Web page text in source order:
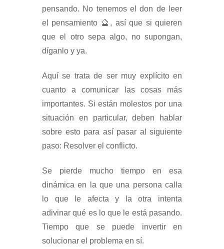
pensando. No tenemos el don de leer
el pensamiento 🔮, así que si quieren
que el otro sepa algo, no supongan,
díganlo y ya.
Aquí se trata de ser muy explícito en
cuanto a comunicar las cosas más
importantes. Si están molestos por una
situación en particular, deben hablar
sobre esto para así pasar al siguiente
paso: Resolver el conflicto.
Se pierde mucho tiempo en esa
dinámica en la que una persona calla
lo que le afecta y la otra intenta
adivinar qué es lo que le está pasando.
Tiempo que se puede invertir en
solucionar el problema en sí.